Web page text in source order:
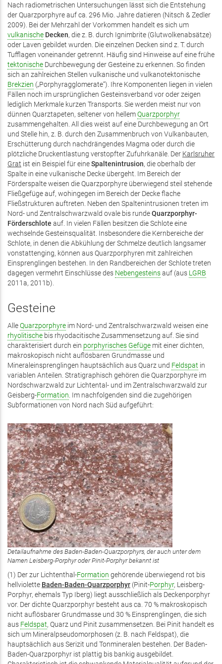
Nach radiometrischen Untersuchungen lässt sich die Entstehung
der Quarzporphyre auf ca. 296 Mio. Jahre datieren (Nitsch & Zedler
2009). Bei der Mehrzahl der Vorkommen handelt es sich um
vulkanische Decken, die z. B. durch Ignimbrite (Glutwolkenabsätze)
oder Laven gebildet wurden. Die einzelnen Decken sind z. T. durch
Tufflagen voneinander getrennt. Häufig sind Hinweise auf eine frühe
tektonische Durchbewegung der Gesteine zu erkennen. So finden
sich an zahlreichen Stellen vulkanische und vulkanotektonische
Brekzien („Porphyragglomerate“). Ihre Komponenten liegen in vielen
Fällen noch im ursprünglichen Gesteinsverband vor oder zeigen
lediglich Merkmale kurzen Transports. Sie werden meist nur von
dünnen Quarztapeten, seltener von hellemQuarzporphyr
zusammengehalten. All dies weist auf eine Durchbewegung an Ort
und Stelle hin, z. B. durch den Zusammenbruch von Vulkanbauten,
Erschütterung durch nachdrängendes Magma oder durch die
plötzliche Druckentlastung verstopfter Zufuhrkanäle. Der Karlsruher
Grat ist ein Beispiel für eineSpaltenintrusion, die oberhalb der
Spalte in eine vulkanische Decke übergeht. Im Bereich der
Förderspalte weisen die Quarzporphyre überwiegend steil stehende
Fließgefüge auf, wohingegen im Bereich der Decke flache
Fließstrukturen auftreten. Neben den Spaltenintrusionen treten im
Nord- und Zentralschwarzwald ovale bis rundeQuarzporphyr-
Förderschlote auf. In vielen Fällen besitzen die Schlote eine
wechselnde Gesteinsqualität. Insbesondere die Kernbereiche der
Schlote, in denen die Abkühlung der Schmelze deutlich langsamer
vonstattenging, können aus Quarzporphyren mit zahlreichen
Einsprenglingen bestehen. In den Randbereichen der Schlote treten
dagegen vermehrt Einschlüsse des Nebengesteinsauf (aus LGRB
2011a, 2011b).
Gesteine
AlleQuarzporphyre im Nord- und Zentralschwarzwald weisen eine
rhyolitische bis rhyodacitische Zusammensetzung auf. Sie sind
charakterisiert durch ein porphyrisches Gefüge mit einer dichten,
makroskopisch nicht auflösbaren Grundmasse und
Mineraleinsprenglingen hauptsächlich aus Quarz und Feldspat in
variablen Anteilen. Stratigraphisch gehören die Quarzporphyre im
Nordschwarzwald zur Lichtental- und im Zentralschwarzwald zur
Geisberg-Formation. Im nachfolgenden sind die zugehörigen
Subformationen von Nord nach Süd aufgeführt:
Detailaufnahme des Baden-Baden-Quarzporphyrs, der auch unter dem
Namen Leisberg-Porphyr oder Pinit-Porphyr bekannt ist
(1) Der zur Lichtenthal-Formation gehörende überwiegend rot bis
hellviolette Baden-Baden-Quarzporphyr (Pinit-Porphyr, Leisberg-
Porphyr, ehemals Typ Iberg) liegt ausschließlich als Deckenporphyr
vor. Der dichte Quarzporphyr besteht aus ca. 70 % makroskopisch
nicht auflösbarer Grundmasse und 30 % Einsprenglingen, die sich
aus Feldspat, Quarz und Pinit zusammensetzen. Bei Pinit handelt es
sich um Mineralpseudomorphosen (z. B. nach Feldspat), die
hauptsächlich aus Serizit und Tonmineralen bestehen. Der Baden-
Baden-Quarzporphyr ist plattig bis bankig ausgebildet.